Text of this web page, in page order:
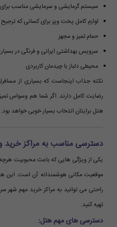
سیستم گرمایشی و سرمایشی مناسب
لوازم کامل پخت وپز برای کسانی که
حمام تمیز و مجهز
سرویس بهداشتی ایرانی و فرنگی در
محیطی دلباز با چیدمان کاربردی
نکته جذاب اینجاست که بسیاری از
رضایت کامل دارند. اگر شما هم وسواس
هتل برایتان انتخاب بسیار خوبی خواهد بود.
دسترسی مناسب به مراکز
یکی از ویژگی هایی که باعث محبوبیت
موقعیت مکانی هوشمندانه آن است. این
راحتی می توانید به مراکز خرید مهم شهر
تهیه کنید.
دسترسی های مهم هتل: